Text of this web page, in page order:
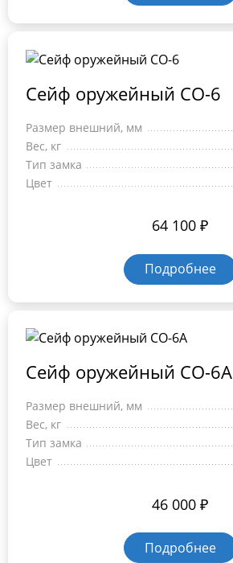
Сейф оружейный СО-6
Размер внешний, мм
Вес, кг
Тип замка
Цвет
64 100 ₽
Подробнее
Сейф оружейный СО-6А
Размер внешний, мм
Вес, кг
Тип замка
Цвет
46 000 ₽
Подробнее